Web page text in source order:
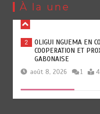
À la une
août 9, 2026
2
OLIGUI NGUEMA EN
COOPERATION ET
GABONAISE
août 8, 2026 1
3
MARTHE CECILE
INDIEN EN BATTANT LE
août 9, 2026 0